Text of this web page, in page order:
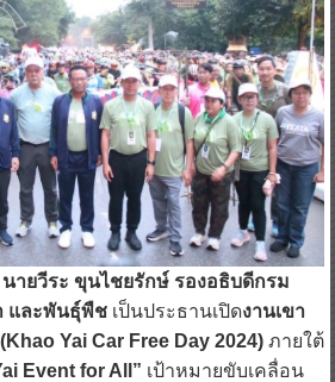
นายวีระ ขุนไชยรักษ์ รองอธิบดีกรม
และพันธุ์พืชเป็นประธานเปิดงานเขา
Yai Car Free Day 2024) ภายใต้
Event for All” เป้าหมายขับเคลื่อน